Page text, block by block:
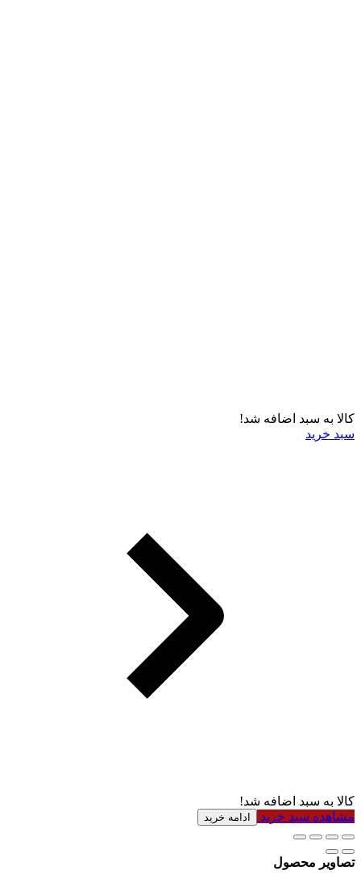
کالا به سبد اضافه شد!
سبد خرید
کالا به سبد اضافه شد!
مشاهده سبد خرید
ادامه خرید
تصاویر محصول